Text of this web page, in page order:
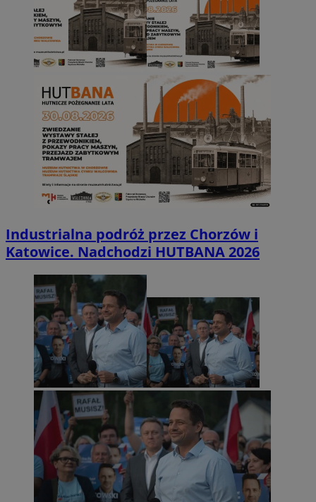
Industrialna podróż przez Chorzów i
Katowice. Nadchodzi HUTBANA 2026